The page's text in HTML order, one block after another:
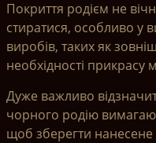
Покриття родієм не
стиратися, особливо у
виробів, таких як
необхідності
Дуже важливо
чорного родію
щоб зберегти